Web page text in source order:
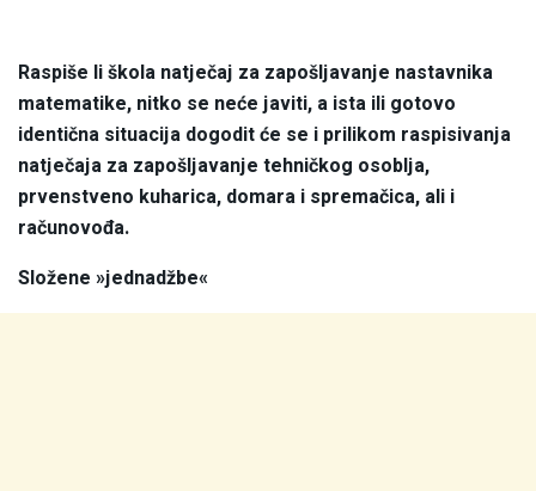
Raspiše li škola natječaj za zapošljavanje nastavnika
matematike, nitko se neće javiti, a ista ili gotovo
identična situacija dogodit će se i prilikom raspisivanja
natječaja za zapošljavanje tehničkog osoblja,
prvenstveno kuharica, domara i spremačica, ali i
računovođa.
Složene »jednadžbe«